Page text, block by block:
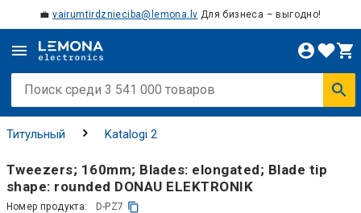
💼vairumtirdznieciba@lemona.lv Для бизнеса – выгодно!
Титульный Katalogi 2
Tweezers; 160mm; Blades: elongated; Blade tip
shape: rounded DONAU ELEKTRONIK
Номер продукта: D-PZ7